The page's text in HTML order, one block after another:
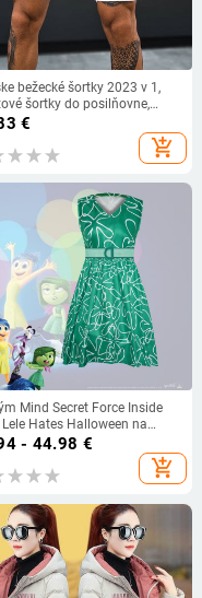
bežecké šortky 2023 v 1,
šortky do posilňovne,
2 v 1, dvojpodlažné
fitness nohavice,
nohavice, športové
€
add_shopping_cart
Mind Secret Force Inside
Hates Halloween na
rolí - sekundárny cosplay
- 44.98 €
add_shopping_cart